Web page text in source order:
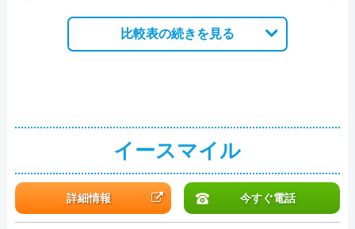
比較表の続きを見る
イースマイル
詳細情報 今すぐ電話